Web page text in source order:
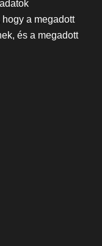
a megadott
és a megadott